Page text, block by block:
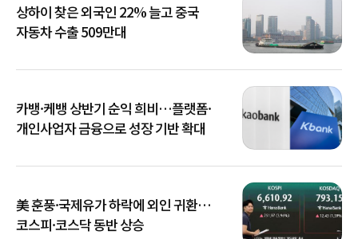
상하이 찾은 외국인 22% 늘고 중국
자동차 수출 509만대
카뱅·케뱅 상반기 순익 희비…플랫폼·
개인사업자 금융으로 성장 기반 확대
美 훈풍·국제유가 하락에 외인 귀환…
코스피·코스닥 동반 상승